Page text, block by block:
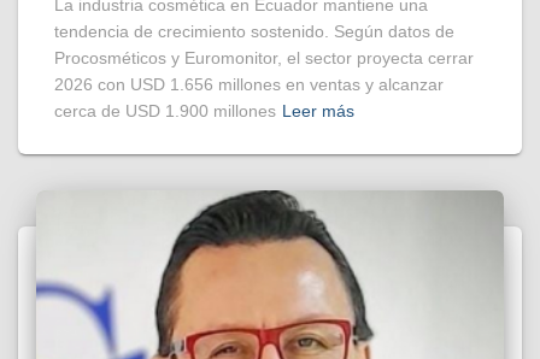
La industria cosmética en Ecuador mantiene una
tendencia de crecimiento sostenido. Según datos de
Procosméticos y Euromonitor, el sector proyecta cerrar
2026 con USD 1.656 millones en ventas y alcanzar
cerca de USD 1.900 millones Leer más